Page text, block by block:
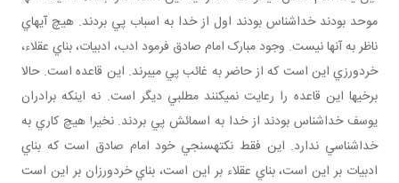
موحد بودند خداشناس بودند اول از خدا به اسباب پي بردند. هيچ آيه اي
ناظر به آنها نيست. وجود مبارک امام صادق فرمود ادب، ادبيات، بناي عقلاء،
خردورزي اين است که از حاضر به غائب پي مي برند. اين قاعده است. حالا
برخي ها اين قاعده را رعايت نمي کنند مطلبي ديگر است. نه اينکه برادران
يوسف خداشناس بودند از خدا به اسمائش پي بردند. نخير! هيچ کاري به
خداشناسي ندارد. اين فقط نکته سنجي خود امام صادق است که بناي
ادبيات بر اين است، بناي عقلاء بر اين است، بناي خردورزان بر اين است